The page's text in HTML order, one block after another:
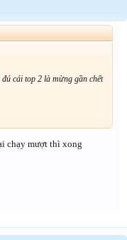
đú cái top 2 là mừng gần chết
chạy mượt thì xong